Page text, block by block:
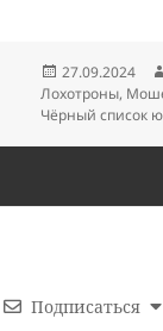
Опубликовано
27.09.2024
Лохотроны,
Чёрный список
Подписаться